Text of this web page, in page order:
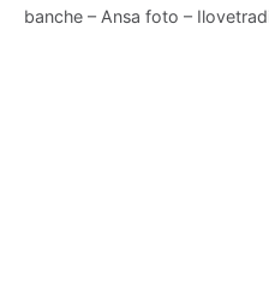
banche – Ansa foto –